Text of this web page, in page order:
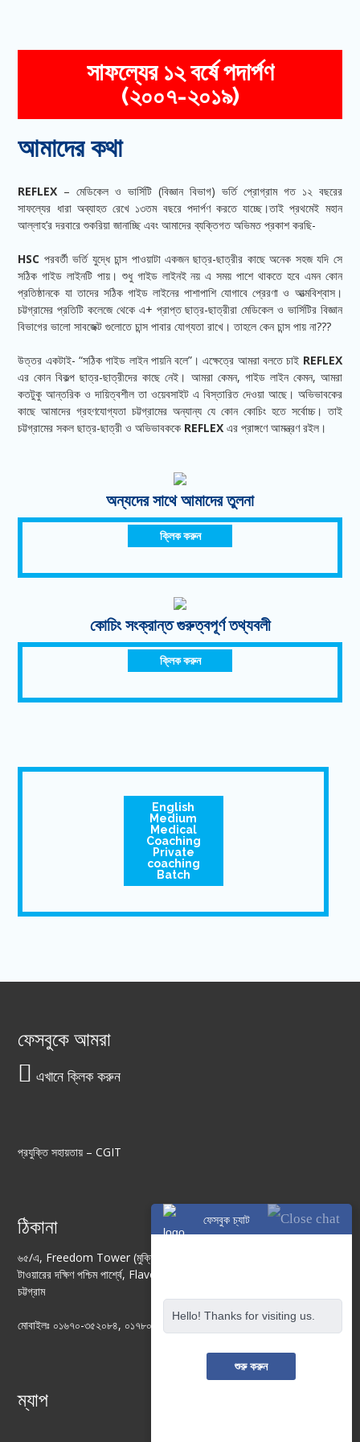
সাফল্যের ১২ বর্ষে পদার্পণ
(২০০৭-২০১৯)
আমাদের কথা
REFLEX – মেডিকেল ও ভার্সিটি (বিজ্ঞান বিভাগ) ভর্তি প্রোগ্রাম গত ১২ বছরের
সাফল্যের ধারা অব্যাহত রেখে ১৩তম বছরে পদার্পণ করতে যাচ্ছে।তাই প্রথমেই মহান
আল্লাহ’র দরবারে শুকরিয়া জানাচ্ছি এবং আমাদের ব্যক্তিগত অভিমত প্রকাশ করছি-
HSC পরবর্তী ভর্তি যুদ্ধে চান্স পাওয়াটা একজন ছাত্র-ছাত্রীর কাছে অনেক সহজ যদি সে
সঠিক গাইড লাইনটি পায়। শুধু গাইড লাইনই নয় এ সময় পাশে থাকতে হবে এমন কোন
প্রতিষ্ঠানকে যা তাদের সঠিক গাইড লাইনের পাশাপাশি যোগাবে প্রেরণা ও আত্মবিশ্বাস।
চট্টগ্রামের প্রতিটি কলেজে থেকে এ+ প্রাপ্ত ছাত্র-ছাত্রীরা মেডিকেল ও ভার্সিটির বিজ্ঞান
বিভাগের ভালো সাবজেক্ট গুলোতে চান্স পাবার যোগ্যতা রাখে। তাহলে কেন চান্স পায় না???
উত্তর একটাই- “সঠিক গাইড লাইন পায়নি বলে”। এক্ষেত্রে আমরা বলতে চাই REFLEX
এর কোন বিকল্প ছাত্র-ছাত্রীদের কাছে নেই। আমরা কেমন, গাইড লাইন কেমন, আমরা
কতটুকু আন্তরিক ও দায়িত্বশীল তা ওয়েবসাইট এ বিস্তারিত দেওয়া আছে। অভিভাবকের
কাছে আমাদের গ্রহণযোগ্যতা চট্টগ্রামের অন্যান্য যে কোন কোচিং হতে সর্বোচ্চ। তাই
চট্টগ্রামের সকল ছাত্র-ছাত্রী ও অভিভাবককে REFLEX এর প্রাঙ্গণে আমন্ত্রণ রইল।
অন্যদের সাথে আমাদের তুলনা
ক্লিক করুন
কোচিং সংক্রান্ত গুরুত্বপূর্ণ তথ্যবলী
ক্লিক করুন
English
Medium
Medical
Coaching
Private
coaching
Batch
ফেসবুকে আমরা
এখানে ক্লিক করুন
প্রযুক্তি সহায়তায় –CGIT
ঠিকানা
৬৫/এ, Freedom Tower (মুক্তি ভবন) ৫ম তলা, চট্টেশ্বরী রোড, গুলজার
টাওয়ারের দক্ষিণ পশ্চিম পার্শ্বে, Flavors Sweets এর উপরে, চকবাজার,
চট্টগ্রাম
মোবাইলঃ ০১৬৭০-৩৫২০৮৪, ০১৭৮০২৫৭২২৮
ম্যাপ
ফেসবুক চ্যাট
Hello! Thanks for visiting us.
শুরু করুন